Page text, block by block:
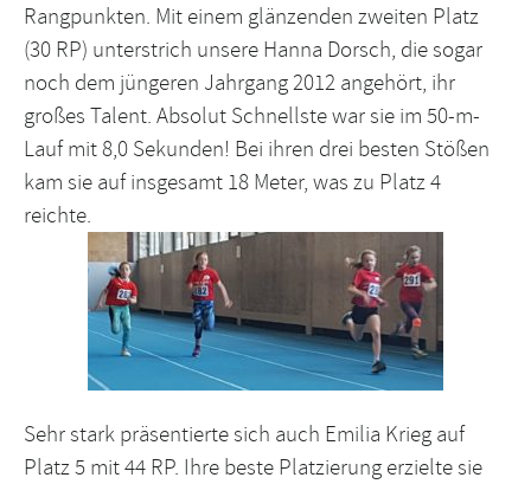
Rangpunkten. Mit einem glänzenden zweiten Platz
(30 RP) unterstrich unsere Hanna Dorsch, die sogar
noch dem jüngeren Jahrgang 2012 angehört, ihr
großes Talent. Absolut Schnellste war sie im 50-m-
Lauf mit 8,0 Sekunden! Bei ihren drei besten Stößen
kam sie auf insgesamt 18 Meter, was zu Platz 4
reichte.
Sehr stark präsentierte sich auch Emilia Krieg auf
Platz 5 mit 44 RP. Ihre beste Platzierung erzielte sie